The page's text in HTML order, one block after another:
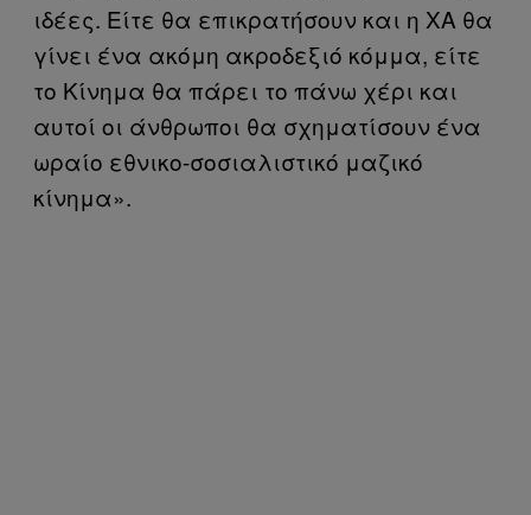
ιδέες. Είτε θα επικρατήσουν και η ΧΑ θα
γίνει ένα ακόμη ακροδεξιό κόμμα, είτε
το Κίνημα θα πάρει το πάνω χέρι και
αυτοί οι άνθρωποι θα σχηματίσουν ένα
ωραίο εθνικο-σοσιαλιστικό μαζικό
κίνημα».